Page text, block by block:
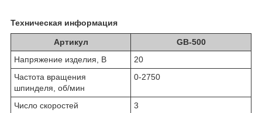
Техническая информация
Артикул
GB-500
Напряжение изделия, В
20
Частота вращения
шпинделя, об/мин
0-2750
Число скоростей
3